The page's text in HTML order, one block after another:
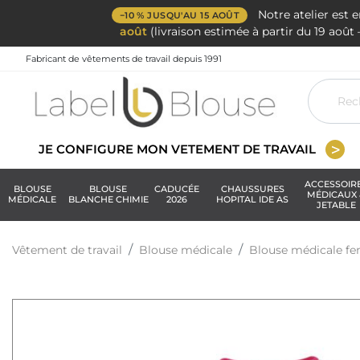
−10 % JUSQU'AU 15 AOÛT
Notre atelier est
août (livraison estimée à partir du 19
Fabricant de vêtements de travail depuis 1991
JE CONFIGURE MON VETEMENT DE TRAVAIL
BLOUSE
MÉDICALE
BLOUSE
BLANCHE CHIMIE
CADUCÉE
2026
CHAUSSURES
HOPITAL IDE AS
MÉDICAUX
JETABLE
Vêtement de travail Blouse médicale Blouse médicale